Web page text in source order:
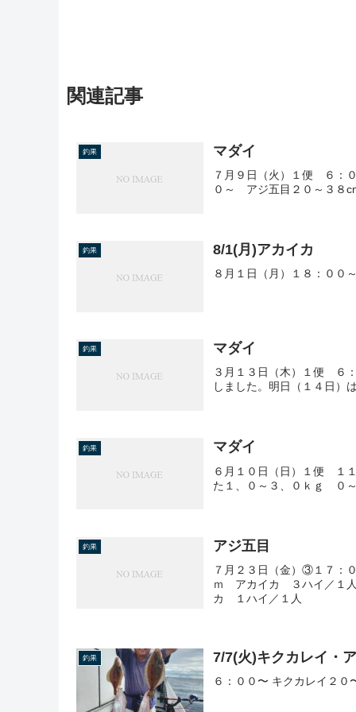
関連記事
釣果 マダイ
７月９日（火）１便 ６：
０～ アジ五目２０～３８
釣果 8/1(月)アカイカ
８月１日（月）１８：００
釣果 マダイ
３月１３日（木）１便 ６
しました。明日（１４日）
釣果 マダイ
６月１０日（日）１便 １
た１、０～３、０ｋｇ ０
釣果 アジ五目
７月２３日（金）③１７：
ｍ アカイカ ３ハイ／１
カ １ハイ／１人
釣果 7/7(火)キクカレイ・
６：００〜 キクカレイ２